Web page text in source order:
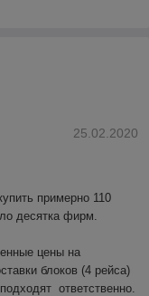
25.02.2020
примерно 110
десятка фирм.
цены на
блоков (4 рейса)
ответственно.